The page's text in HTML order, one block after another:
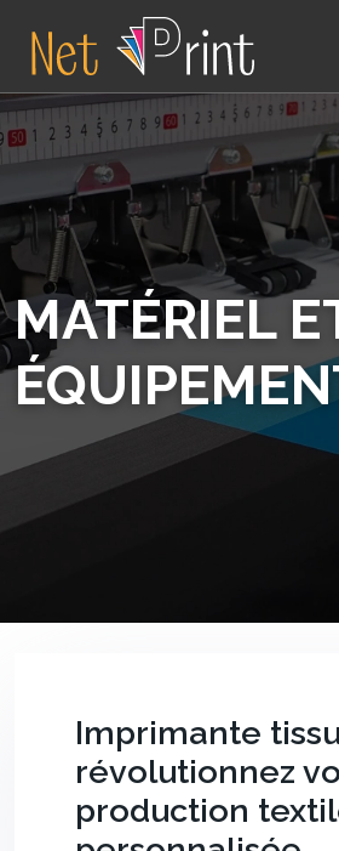
MATÉRIEL
Imprimante
révolutionnez
production